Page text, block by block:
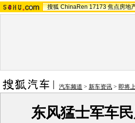
搜狐 ChinaRen 17173 焦点房地
汽车频道 > 新车资讯 > 即将
东风猛士军车